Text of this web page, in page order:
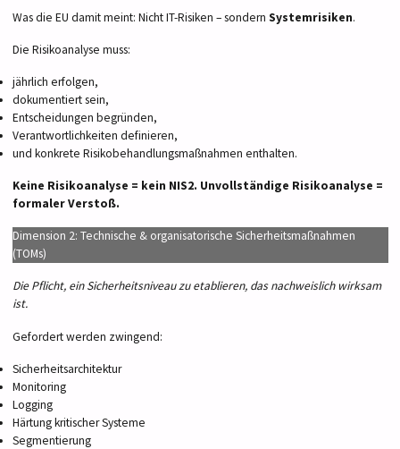
Was die EU damit meint: Nicht IT-Risiken – sondern Systemrisiken.
Die Risikoanalyse muss:
jährlich erfolgen,
dokumentiert sein,
Entscheidungen begründen,
Verantwortlichkeiten definieren,
und konkrete Risikobehandlungsmaßnahmen enthalten.
Keine Risikoanalyse = kein NIS2. Unvollständige Risikoanalyse =
formaler Verstoß.
Dimension 2: Technische & organisatorische Sicherheitsmaßnahmen
(TOMs)
Die Pflicht, ein Sicherheitsniveau zu etablieren, das nachweislich wirksam
ist.
Gefordert werden zwingend:
Sicherheitsarchitektur
Monitoring
Logging
Härtung kritischer Systeme
Segmentierung